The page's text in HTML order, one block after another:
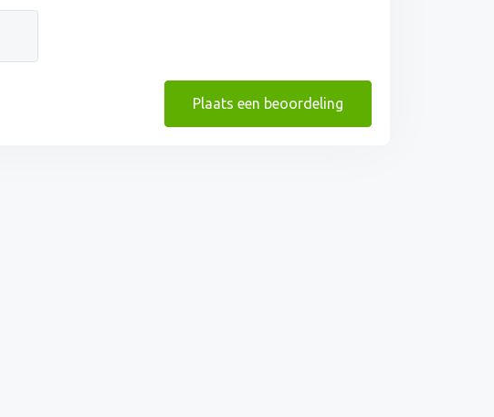
Plaats een beoordeling